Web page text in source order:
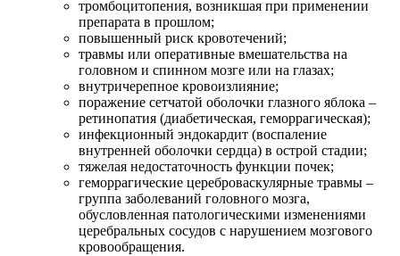
тромбоцитопения, возникшая при применении
препарата в прошлом;
повышенный риск кровотечений;
травмы или оперативные вмешательства на
головном и спинном мозге или на глазах;
внутричерепное кровоизлияние;
поражение сетчатой оболочки глазного яблока –
ретинопатия (диабетическая, геморрагическая);
инфекционный эндокардит (воспаление
внутренней оболочки сердца) в острой стадии;
тяжелая недостаточность функции почек;
геморрагические цереброваскулярные травмы –
группа заболеваний головного мозга,
обусловленная патологическими изменениями
церебральных сосудов с нарушением мозгового
кровообращения.